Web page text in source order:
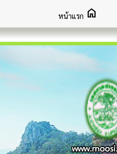
หน้าแรก home